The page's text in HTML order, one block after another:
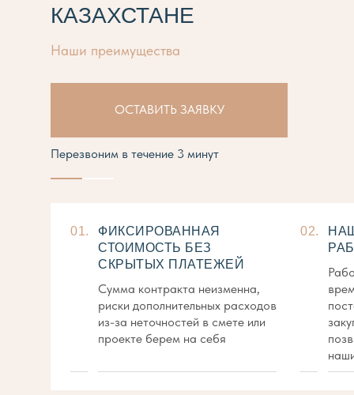
КАЗАХСТАНЕ
Наши преимущества
Перезвоним в течение 3 минут
ОСТАВИТЬ ЗАЯВКУ
02.
ФИКСИРОВАННАЯ
СТОИМОСТЬ БЕЗ
СКРЫТЫХ ПЛАТЕЖЕЙ
01.
Сумма контракта неизменна,
риски дополнительных расходов
из-за неточностей в смете или
проекте берем на себя